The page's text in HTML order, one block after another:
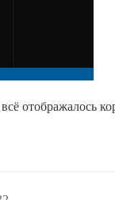
отображалось